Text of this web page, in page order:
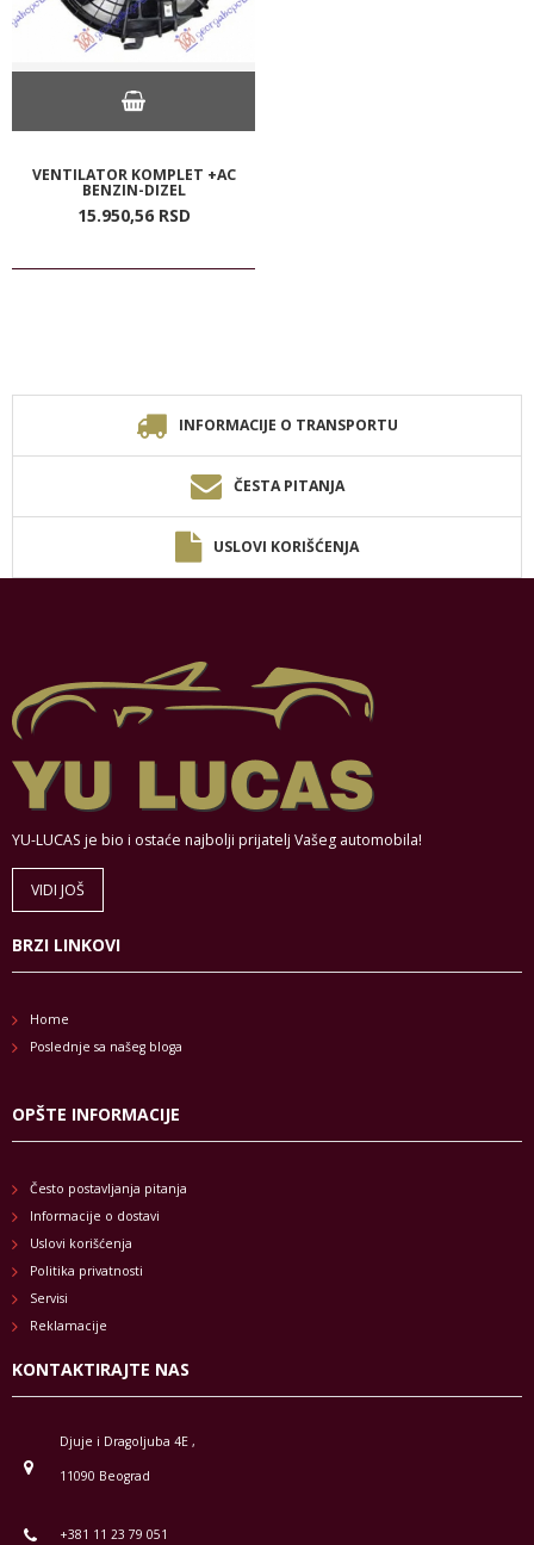
VENTILATOR KOMPLET +AC
BENZIN-DIZEL
15.950,56 RSD
INFORMACIJE O TRANSPORTU
ČESTA PITANJA
USLOVI KORIŠĆENJA
YU-LUCAS je bio i ostaće najbolji prijatelj Vašeg automobila!
VIDI JOŠ
BRZI LINKOVI
Home
Poslednje sa našeg bloga
OPŠTE INFORMACIJE
Često postavljanja pitanja
Informacije o dostavi
Uslovi korišćenja
Politika privatnosti
Servisi
Reklamacije
KONTAKTIRAJTE NAS
Djuje i Dragoljuba 4E ,
11090 Beograd
+381 11 23 79 051